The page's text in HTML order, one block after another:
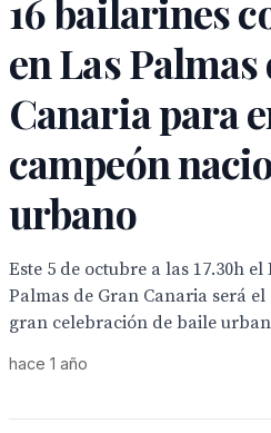
16 bailarines
en Las
Canaria para
campeón
urbano
Este 5 de octubre a las 17.30h
Palmas de Gran Canaria será
gran celebración de baile
hace 1 año